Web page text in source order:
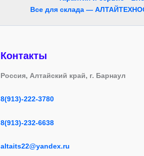
Все для склада —
Контакты
Россия, Алтайский край, г. Барнаул
8(913)-222-3780
8(913)-232-6638
altaits22@yandex.ru